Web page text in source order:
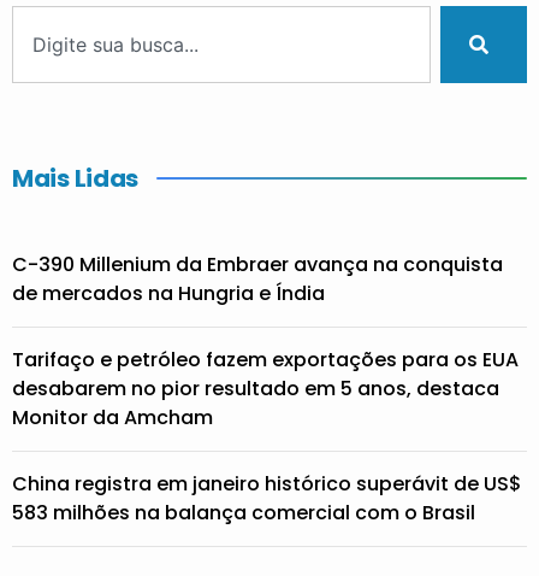
Mais Lidas
C-390 Millenium da Embraer avança na conquista
de mercados na Hungria e Índia
Tarifaço e petróleo fazem exportações para os EUA
desabarem no pior resultado em 5 anos, destaca
Monitor da Amcham
China registra em janeiro histórico superávit de US$
583 milhões na balança comercial com o Brasil